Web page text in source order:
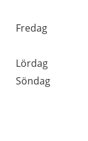
Fredag
Lördag
Söndag